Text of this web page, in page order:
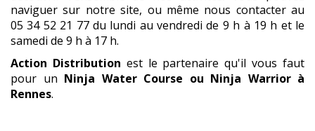
naviguer sur notre site, ou même nous contacter au
05 34 52 21 77 du lundi au vendredi de 9 h à 19 h et le
samedi de 9 h à 17 h.
Action Distribution est le partenaire qu'il vous faut
pour un Ninja Water Course ou Ninja Warrior à
Rennes.